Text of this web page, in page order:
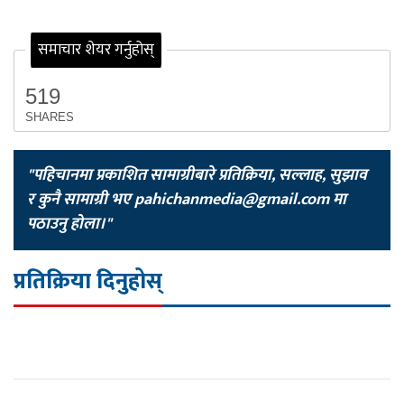
समाचार शेयर गर्नुहोस्
519
SHARES
"पहिचानमा प्रकाशित सामाग्रीबारे प्रतिक्रिया, सल्लाह, सुझाव
र कुनै सामाग्री भएpahichanmedia@gmail.comमा
पठाउनु होला।"
प्रतिक्रिया दिनुहोस्